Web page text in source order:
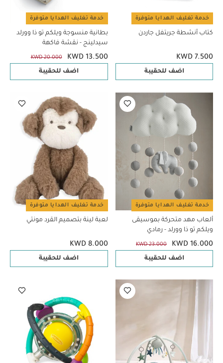
خدمة تغليف الهدايا متوفرة
كتاب أنشطة جريتفل جاردن
KWD 7.500
اضف للحقيبة
خدمة تغليف الهدايا متوفرة
بطانية منسوجة ويلكم تو ذا وورلد
سيدلينج - نقشة فاكهة
KWD 13.500
KWD 20.000
اضف للحقيبة
خدمة تغليف الهدايا متوفرة
ألعاب مهد متحركة بموسيقى
ويلكم تو ذا وورلد - رمادي
KWD 16.000
KWD 23.000
اضف للحقيبة
خدمة تغليف الهدايا متوفرة
لعبة لينة بتصميم القرد مونتي
KWD 8.000
اضف للحقيبة